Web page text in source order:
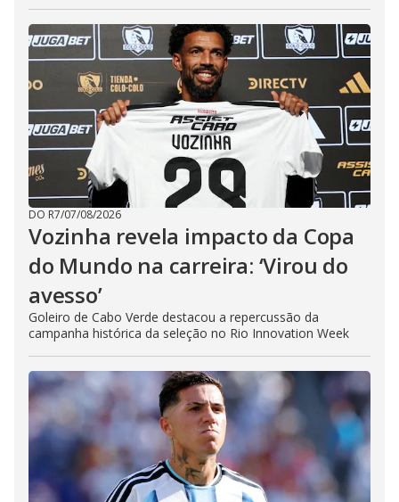
DO R7/07/08/2026
Vozinha revela impacto da Copa
do Mundo na carreira: ‘Virou do
avesso’
Goleiro de Cabo Verde destacou a repercussão da
campanha histórica da seleção no Rio Innovation Week